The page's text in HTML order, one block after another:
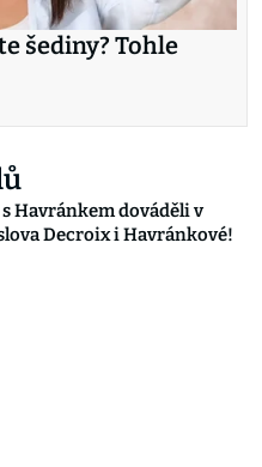
šediny? Tohle
Havránkem dováděli v
Decroix i Havránkové!